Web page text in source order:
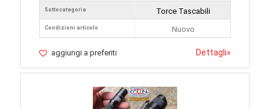
Sottocategoria
Condizioni articolo
Torce Tascabili
Nuovo
aggiungi a preferiti Dettagli»